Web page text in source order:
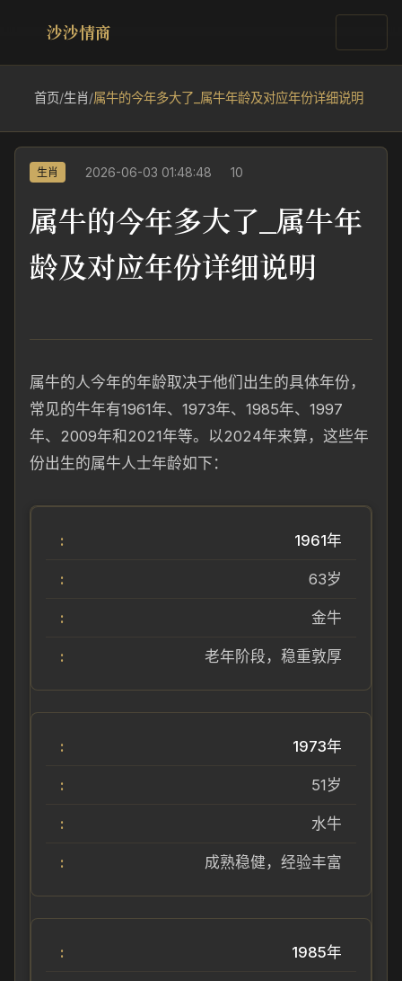
沙沙情商
首页/生肖/属牛的今年多大了_属牛年龄及对应年份详细说明
生肖 2026-06-03 01:48:48 10
属牛的今年多大了_属牛年
龄及对应年份详细说明
属牛的人今年的年龄取决于他们出生的具体年份，
常见的牛年有1961年、1973年、1985年、1997
年、2009年和2021年等。以2024年来算，这些年
份出生的属牛人士年龄如下：
1961年
63岁
金牛
老年阶段，稳重敦厚
1973年
51岁
水牛
成熟稳健，经验丰富
1985年